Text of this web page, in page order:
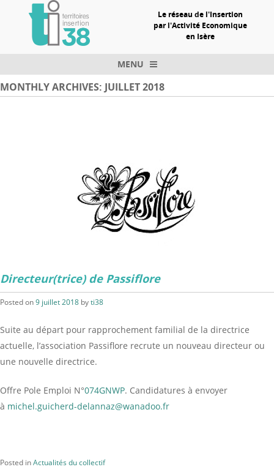
Le réseau de l'Insertion
par l'Activité Economique
en Isère
MENU
Skip to content
MONTHLY ARCHIVES: JUILLET 2018
Directeur(trice) de Passiflore
Posted on9 juillet 2018 byti38
Suite au départ pour rapprochement familial de la directrice
actuelle, l’association Passiflore recrute un nouveau directeur ou
une nouvelle directrice.
Offre Pole Emploi N°074GNWP. Candidatures à envoyer
à michel.guicherd-delannaz@wanadoo.fr
Posted inActualités du collectif